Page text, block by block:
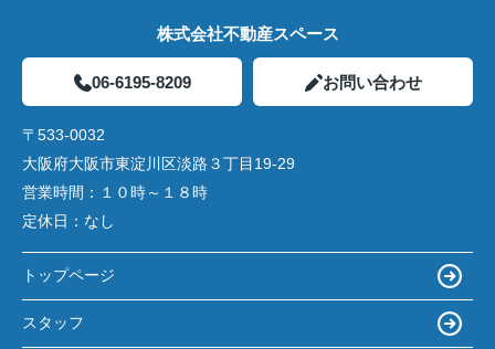
株式会社不動産スペース
06-6195-8209 お問い合わせ
〒533-0032
大阪府大阪市東淀川区淡路３丁目19-29
営業時間： １０時～１８時
定休日： なし
トップページ
スタッフ